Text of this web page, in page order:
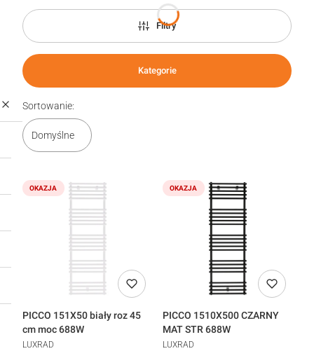
Filtry
Kategorie
Lista produktów
Sortowanie:
Domyślne
OKAZJA
PICCO 151X50 biały roz 45
cm moc 688W
LUXRAD
OKAZJA
PICCO 1510X500 CZARNY
MAT STR 688W
LUXRAD